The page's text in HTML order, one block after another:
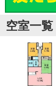
空室一覧